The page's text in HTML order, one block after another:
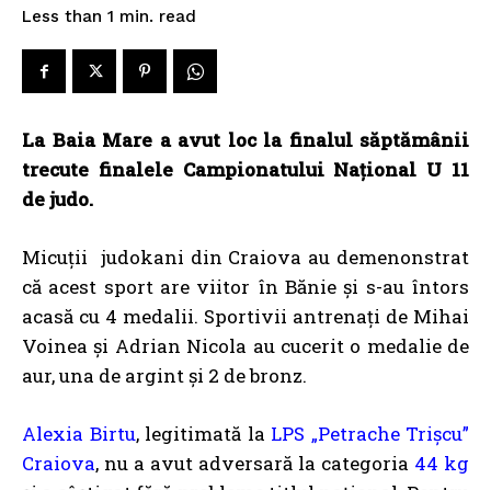
Less than 1 min. read
La Baia Mare a avut loc la finalul săptămânii
trecute finalele Campionatului Național U 11
de judo.
Micuții judokani din Craiova au demenonstrat
că acest sport are viitor în Bănie și s-au întors
acasă cu 4 medalii. Sportivii antrenați de Mihai
Voinea și Adrian Nicola au cucerit o medalie de
aur, una de argint și 2 de bronz.
Alexia Birtu, legitimată la LPS „Petrache Trișcu”
Craiova, nu a avut adversară la categoria 44 kg